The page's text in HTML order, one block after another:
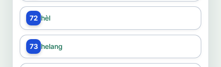
72 hèl
73 helang